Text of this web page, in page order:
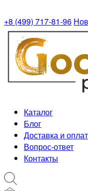
+8 (499) 717-81-96
Каталог
Блог
Доставка и
Вопрос-ответ
Контакты